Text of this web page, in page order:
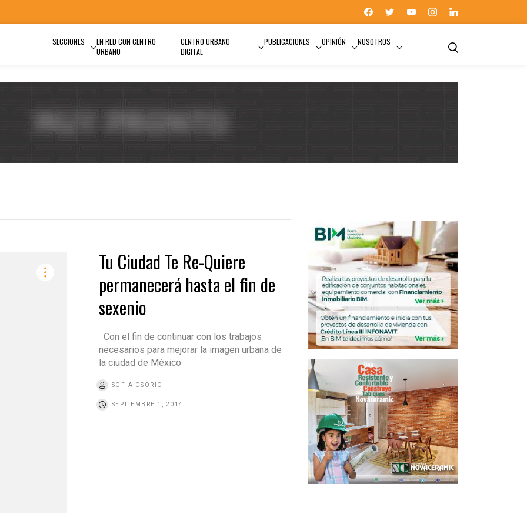
SECCIONES
EN RED CON CENTRO
URBANO
CENTRO URBANO
DIGITAL
PUBLICACIONES OPINIÓN NOSOTROS
Tu Ciudad Te Re-Quiere
permanecerá hasta el fin de
sexenio
Con el fin de continuar con los trabajos
necesarios para mejorar la imagen urbana de
la ciudad de México
SOFIA OSORIO
SEPTIEMBRE 1, 2014